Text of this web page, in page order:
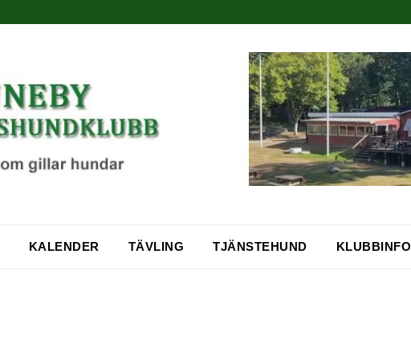
KALENDER TÄVLING TJÄNSTEHUND KLUBBINFO